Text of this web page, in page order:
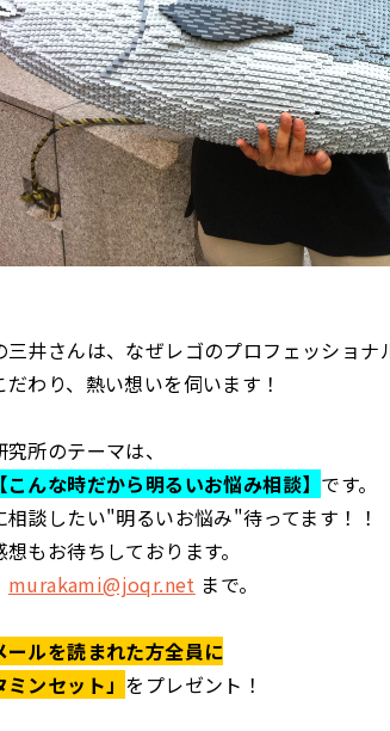
三井さんは、なぜレゴのプロフェッショナ
だわり、熱い想いを伺います！
所のテーマは、
【こんな時だから明るいお悩み相談】 です。
相談したい"明るいお悩み"待ってます！！
もお待ちしております。
murakami@joqr.net まで。
ールを読まれた方全員に
ミンセット」 をプレゼント！